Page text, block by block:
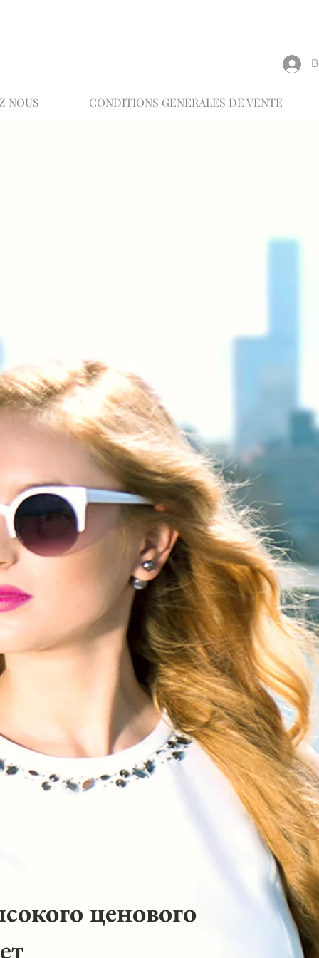
NOUS CONDITIONS GENERALES DE VENTE
ценового